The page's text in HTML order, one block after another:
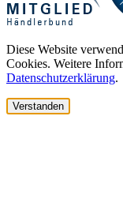
Diese Website
Cookies. Weitere
Datenschutzerklärung.
Verstanden